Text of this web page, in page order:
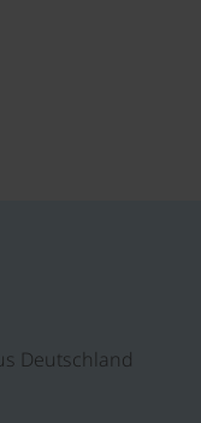
Deutschland